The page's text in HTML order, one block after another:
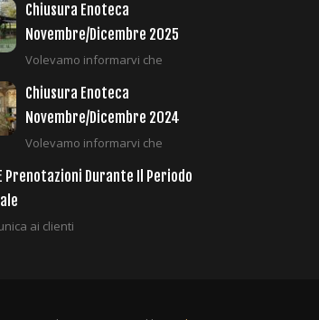
Chiusura Enoteca
Novembre/Dicembre 2025
Volevamo informarvi che
Chiusura Enoteca
Novembre/Dicembre 2024
Volevamo informarvi che
Prenotazioni Durante Il Periodo
ai clienti